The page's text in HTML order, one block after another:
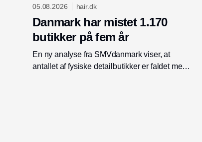
05.08.2026 hair.dk
Danmark har mistet 1.170
butikker på fem år
En ny analyse fra SMVdanmark viser, at
antallet af fysiske detailbutikker er faldet med